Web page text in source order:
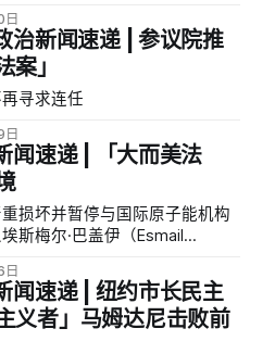
国人失去保险，未来十年赤字
为边境和国家安全提供3500亿
院，计划周三投票并在特朗普
交签署，但众议院能否顺利通
上更
时报》分析，共和党通过参议
年增加至少3.3万亿美元国债，
之一。该法案延续2017年减税
税等新措施。曼哈顿研究所高
Jessica Riedl）称这可能是「自
治新闻速递 | 参议院推
」
寻求连任
闻速递 | 「大而美法
斯梅尔·巴盖伊（Esmail
损」。伊朗议会当天通过一项
能机构（IAEA）的合作。巴盖
非终止合作」，并表示「根据
闻速递 | 纽约市长民主
义者」马姆达尼击败前